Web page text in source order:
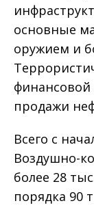
основные
оружием и
финансовой
продажи
Всего с
Воздушно-
более 28
порядка 90